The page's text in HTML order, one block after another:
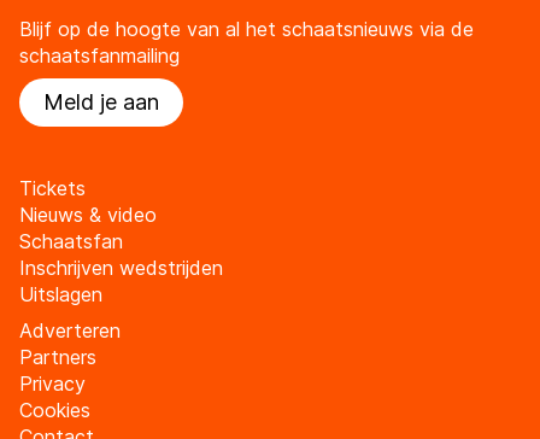
Blijf op de hoogte van al het schaatsnieuws via de
schaatsfanmailing
Meld je aan
Tickets
Nieuws & video
Schaatsfan
Inschrijven wedstrijden
Uitslagen
Adverteren
Partners
Privacy
Cookies